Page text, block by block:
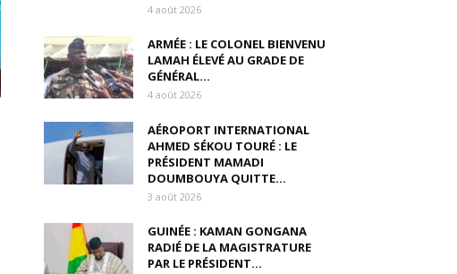
4 août 2026
ARMÉE : LE COLONEL BIENVENU
LAMAH ÉLEVÉ AU GRADE DE
GÉNÉRAL...
4 août 2026
AÉROPORT INTERNATIONAL
AHMED SÉKOU TOURÉ : LE
PRÉSIDENT MAMADI
DOUMBOUYA QUITTE...
3 août 2026
GUINÉE : KAMAN GONGANA
RADIÉ DE LA MAGISTRATURE
PAR LE PRÉSIDENT...